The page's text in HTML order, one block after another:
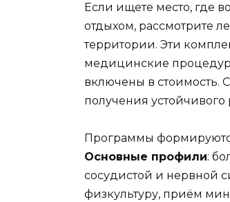
Если ищете место, где
отдыхом, рассмотрите
территории. Эти
медицинские
включены в стоимость.
получения устойчивого
Программы
Основные профили:
сосудистой и нервной
физкультуру, приём